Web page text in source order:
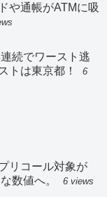
や通帳がATMに吸
続でワースト逃
トは東京都！
6
リコール対象が
数値へ。
6 views